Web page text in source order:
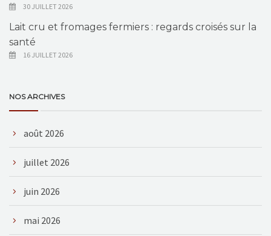
30 JUILLET 2026
Lait cru et fromages fermiers : regards croisés sur la
santé
16 JUILLET 2026
NOS ARCHIVES
août 2026
juillet 2026
juin 2026
mai 2026